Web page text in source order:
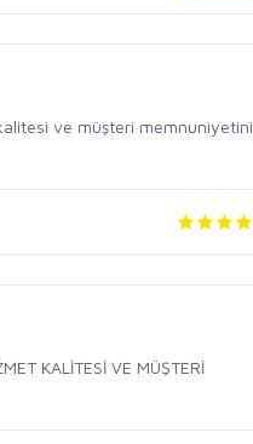
ve müşteri memnuniyetini
KALİTESİ VE MÜŞTERİ